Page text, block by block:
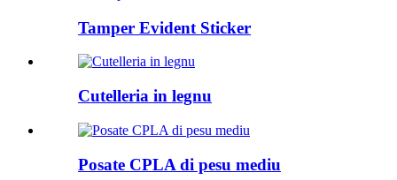
Tamper Evident Sticker
Cutelleria in legnu
Posate CPLA di pesu mediu